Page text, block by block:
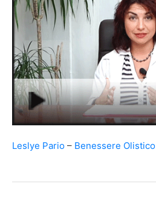
Leslye Pario Benessere Olistico